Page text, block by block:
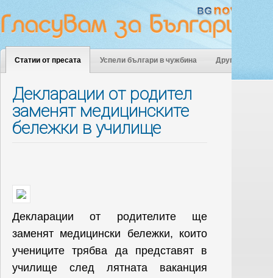
Статии от пресата Успели българи в чужбина Други
Декларации от родител
заменят медицинските
бележки в училище
Декларации от родителите ще
заменят медицински бележки, които
учениците трябва да представят в
училище след лятната ваканция